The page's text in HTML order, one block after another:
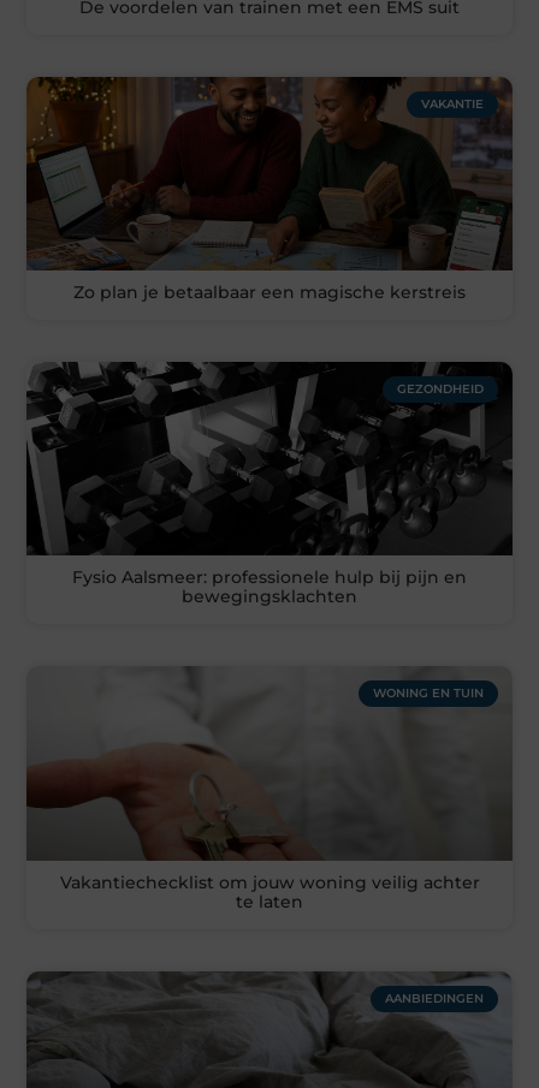
De voordelen van trainen met een EMS suit
VAKANTIE
Zo plan je betaalbaar een magische kerstreis
GEZONDHEID
Fysio Aalsmeer: professionele hulp bij pijn en
bewegingsklachten
WONING EN TUIN
Vakantiechecklist om jouw woning veilig achter
te laten
AANBIEDINGEN